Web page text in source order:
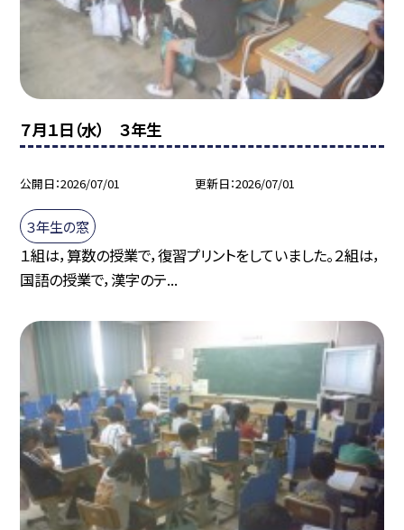
７月１日（水） ３年生
公開日 2026/07/01 更新日 2026/07/01
３年生の窓
１組は，算数の授業で，復習プリントをしていました。２組は，
国語の授業で，漢字のテ...